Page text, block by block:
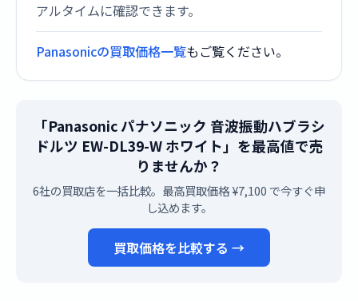
アルタイムに確認できます。
Panasonicの買取価格一覧もご覧ください。
「Panasonic パナソニック 音波振動ハブラシ
ドルツ EW-DL39-W ホワイト」を最高値で売
りませんか？
6社の買取店を一括比較。最高買取価格 ¥7,100 で今すぐ申
し込めます。
買取価格を比較する →